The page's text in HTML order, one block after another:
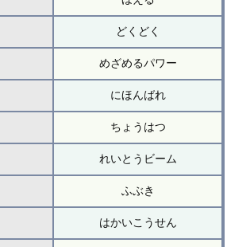
どくどく
めざめるパワー
にほんばれ
ちょうはつ
れいとうビーム
ふぶき
はかいこうせん